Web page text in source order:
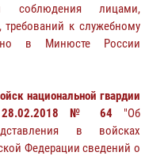
соблюдения лицами,
к служебному
в Минюсте России
национальной гвардии
28.02.2018 № 64 "Об
в войсках
Федерации сведений о